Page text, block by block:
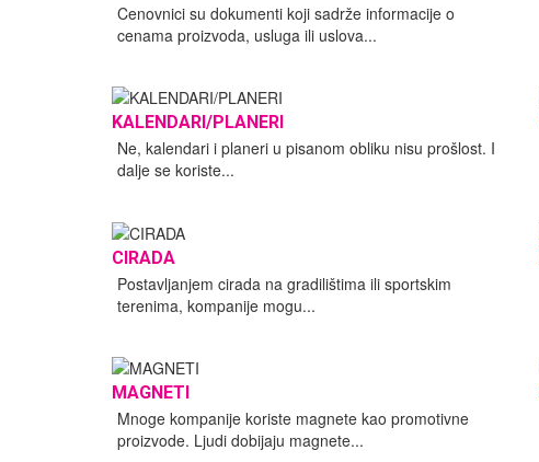
Cenovnici su dokumenti koji sadrže informacije o
cenama proizvoda, usluga ili uslova...
KALENDARI/PLANERI
Ne, kalendari i planeri u pisanom obliku nisu prošlost. I
dalje se koriste...
CIRADA
Postavljanjem cirada na gradilištima ili sportskim
terenima, kompanije mogu...
MAGNETI
Mnoge kompanije koriste magnete kao promotivne
proizvode. Ljudi dobijaju magnete...